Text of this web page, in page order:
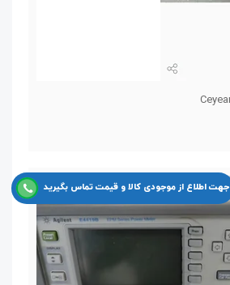
جهت اطلاع از موجودی کالا و قیمت تماس بگیرید